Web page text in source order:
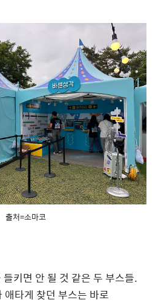
출처=소마코
키면 안 될 것 같은 두 부스들.
타게 찾던 부스는 바로